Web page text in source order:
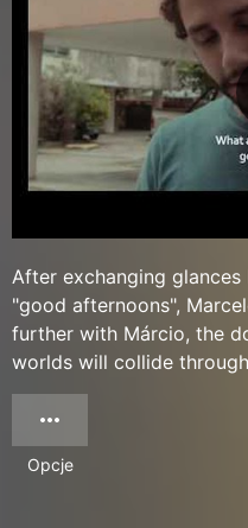
After exchanging
"good afternoons",
further with Márcio, the
worlds will collide
Opcje